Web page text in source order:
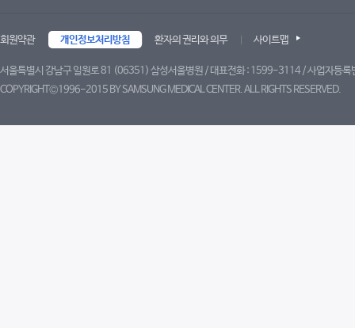
회원약관 개인정보처리방침 환자의 권리와 의무 사이트맵
서울특별시 강남구 일원로 81 (06351) 삼성서울병원 / 대표전화 : 1599-3114 / 사업자등
COPYRIGHT©1996-2015 BY SAMSUNG MEDICAL CENTER. ALL RIGHTS RESERVED.